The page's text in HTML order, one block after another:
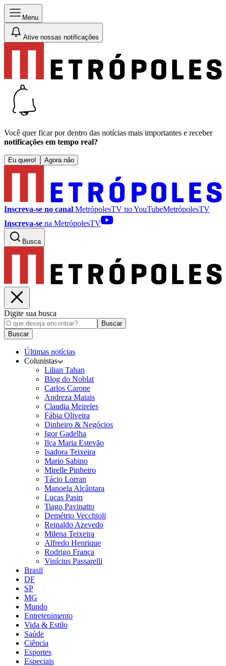
Menu
Ative nossas notificações
Você quer ficar por dentro das notícias mais importantes e receber
notificações em tempo real?
Eu quero! Agora não
Inscreva-se no canal MetrópolesTV noYouTubeMetrópolesTV
Inscreva-se na MetrópolesTV
Busca
Digite sua busca
Buscar
Buscar
Últimas notícias
Colunistas
Lilian Tahan
Blog do Noblat
Carlos Carone
Andreza Matais
Claudia Meireles
Fábia Oliveira
Dinheiro & Negócios
Igor Gadelha
Ilca Maria Estevão
Isadora Teixeira
Mario Sabino
Mirelle Pinheiro
Tácio Lorran
Manoela Alcântara
Lucas Pasin
Tiago Pavinatto
Demétrio Vecchioli
Reinaldo Azevedo
Milena Teixeira
Alfredo Henrique
Rodrigo França
Vinícius Passarelli
Brasil
DF
SP
MG
Mundo
Entretenimento
Vida & Estilo
Saúde
Ciência
Esportes
Especiais